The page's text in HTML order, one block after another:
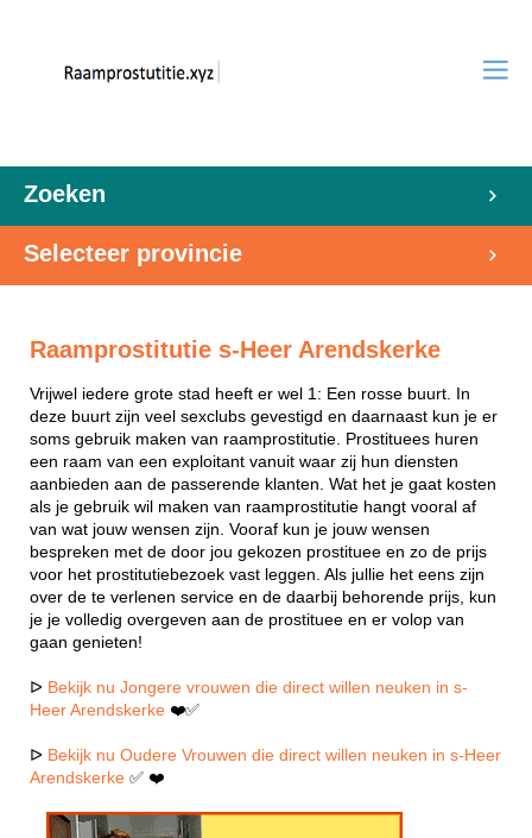
Zoeken
Selecteer provincie
Raamprostitutie s-Heer Arendskerke
Vrijwel iedere grote stad heeft er wel 1: Een rosse buurt. In
deze buurt zijn veel sexclubs gevestigd en daarnaast kun je er
soms gebruik maken van raamprostitutie. Prostituees huren
een raam van een exploitant vanuit waar zij hun diensten
aanbieden aan de passerende klanten. Wat het je gaat kosten
als je gebruik wil maken van raamprostitutie hangt vooral af
van wat jouw wensen zijn. Vooraf kun je jouw wensen
bespreken met de door jou gekozen prostituee en zo de prijs
voor het prostitutiebezoek vast leggen. Als jullie het eens zijn
over de te verlenen service en de daarbij behorende prijs, kun
je je volledig overgeven aan de prostituee en er volop van
gaan genieten!
ᐅ Bekijk nu Jongere vrouwen die direct willen neuken in s-
Heer Arendskerke ❤️✅
ᐅ Bekijk nu Oudere Vrouwen die direct willen neuken in s-Heer
Arendskerke ✅ ❤️